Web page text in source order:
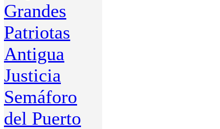
Grandes
Patriotas
Antigua
Justicia
Semáforo
del Puerto